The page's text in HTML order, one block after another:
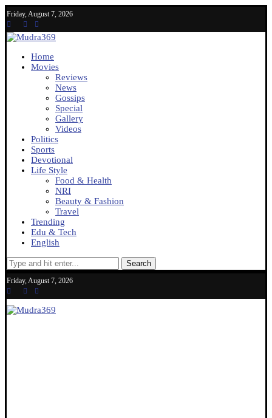
Friday, August 7, 2026
Home
Movies
Reviews
News
Gossips
Special
Gallery
Videos
Politics
Sports
Devotional
Life Style
Food & Health
NRI
Beauty & Fashion
Travel
Trending
Edu & Tech
English
Search
Friday, August 7, 2026